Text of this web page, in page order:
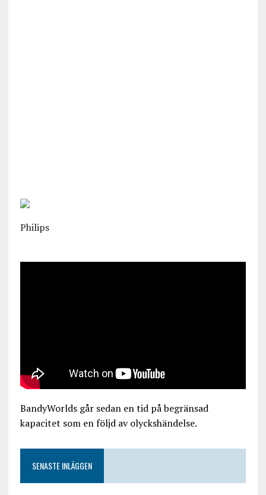
Philips
BandyWorlds går sedan en tid på begränsad
kapacitet som en följd av olyckshändelse.
SENASTE INLÄGGEN